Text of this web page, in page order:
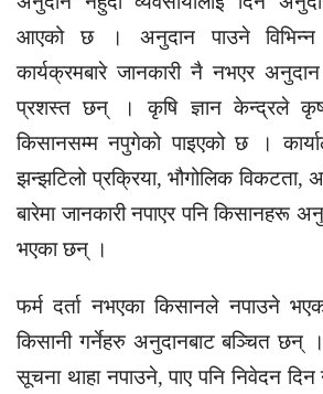
आएको छ । अनुदान पाउने
कार्यक्रमबारे जानकारी नै नभएर
प्रशस्त छन् । कृषि ज्ञान केन्द्रले
किसानसम्म नपुगेको पाइएको छ ।
झन्झटिलो प्रक्रिया, भौगोलिक विकटता,
बारेमा जानकारी नपाएर पनि किसानहरू
भएका छन् ।
फर्म दर्ता नभएका किसानले नपाउने
किसानी गर्नेहरु अनुदानबाट बञ्चित छन् ।
सूचना थाहा नपाउने, पाए पनि निवेदन